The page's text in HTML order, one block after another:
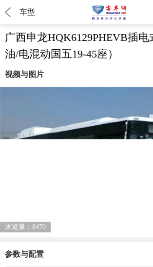
车型
广西申龙HQK6129PHEVB插
油/电混动国五19-45座）
视频与图片
浏览量：8470
参数与配置